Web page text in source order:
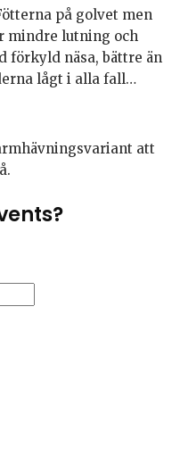
på golvet men
mindre lutning och
förkyld näsa, bättre än
lågt i alla fall…
att